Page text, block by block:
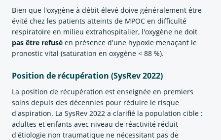
Bien que l'oxygène à débit élevé doive généralement être
évité chez les patients atteints de MPOC en difficulté
respiratoire en milieu extrahospitalier, l'oxygène ne doit
pas être refusé en présence d'une hypoxie menaçant le
pronostic vital (saturation en oxygène < 88 %).
Position de récupération (SysRev 2022)
La position de récupération est enseignée en premiers
soins depuis des décennies pour réduire le risque
d'aspiration. La SysRev 2022 a clarifié la population cible :
adultes et enfants avec niveau de réactivité réduit
d'étiologie non traumatique ne nécessitant pas de